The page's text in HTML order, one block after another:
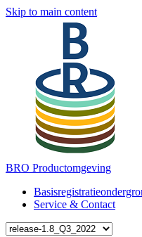
Skip to main content
BRO Productomgeving
Service & Contact